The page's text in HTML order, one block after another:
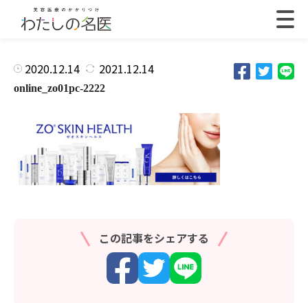
2020.12.14 2021.12.14
online_zo01pc-2222
この記事をシェアする